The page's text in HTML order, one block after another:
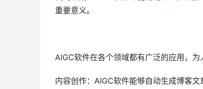
重要意义。
AIGC软件在各个领域都有广泛的应用，为
内容创作：AIGC软件能够自动生成博客